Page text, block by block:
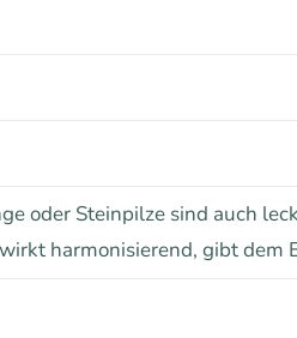
oder Steinpilze sind auch
harmonisierend, gibt dem